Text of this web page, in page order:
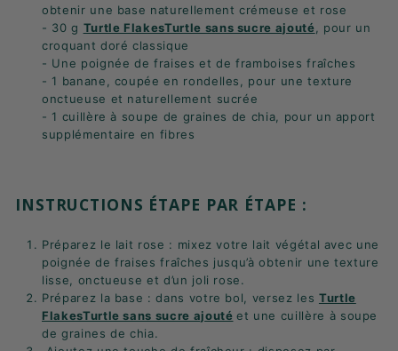
obtenir une base naturellement crémeuse et rose
- 30 g Turtle FlakesTurtle sans sucre ajouté , pour un
croquant doré classique
- Une poignée de fraises et de framboises fraîches
- 1 banane, coupée en rondelles, pour une texture
onctueuse et naturellement sucrée
- 1 cuillère à soupe de graines de chia, pour un apport
supplémentaire en fibres
INSTRUCTIONS ÉTAPE PAR ÉTAPE :
Préparez le lait rose : mixez votre lait végétal avec une
poignée de fraises fraîches jusqu’à obtenir une texture
lisse, onctueuse et d’un joli rose.
Préparez la base : dans votre bol, versez les Turtle
FlakesTurtle sans sucre ajouté et une cuillère à soupe
de graines de chia.